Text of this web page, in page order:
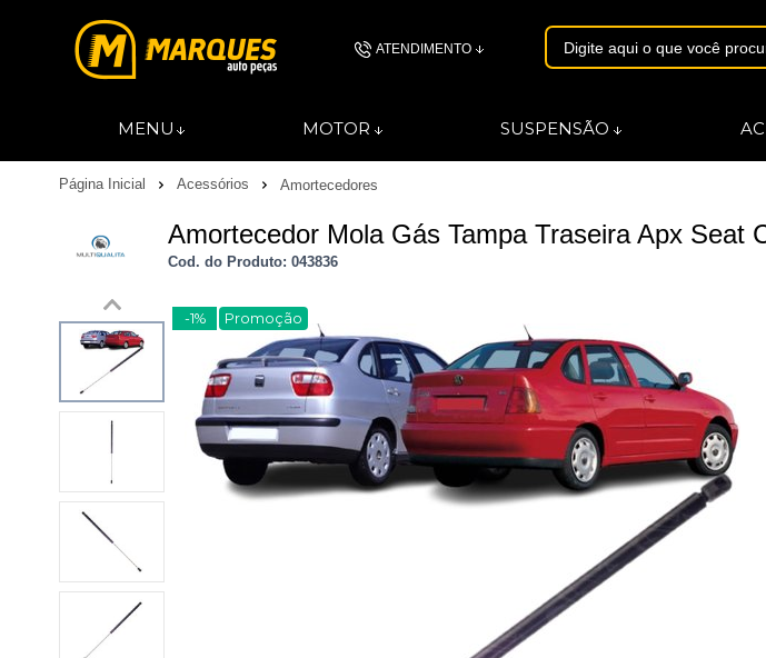
ATENDIMENTO
MENU MOTOR SUSPENSÃO
Página Inicial Acessórios Amortecedores
Amortecedor Mola Gás Tampa Traseira Apx Seat
Cod. do Produto: 043836
-1% Promoção